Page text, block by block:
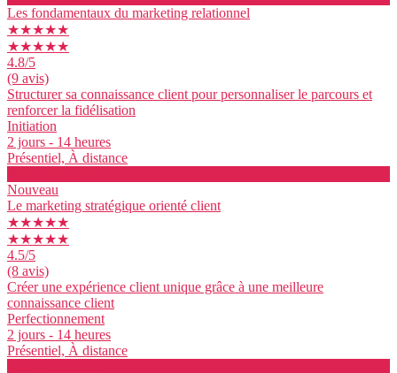
Les fondamentaux du marketing relationnel
★★★★★
★★★★★
4.8/5
(9 avis)
Structurer sa connaissance client pour personnaliser le parcours et
renforcer la fidélisation
Initiation
2 jours - 14 heures
Présentiel, À distance
Nouveau
Le marketing stratégique orienté client
★★★★★
★★★★★
4.5/5
(8 avis)
Créer une expérience client unique grâce à une meilleure
connaissance client
Perfectionnement
2 jours - 14 heures
Présentiel, À distance